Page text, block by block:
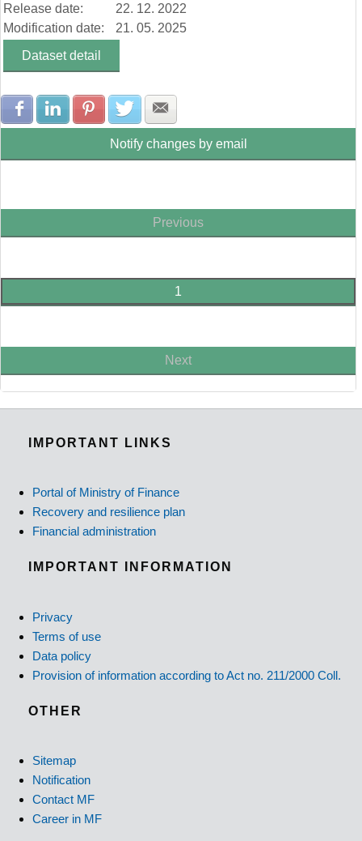
Release date:
22. 12. 2022
Modification date:
21. 05. 2025
Dataset detail
Share with Facebook
Share with LinkedIn
Share with Pinterest
Share with Twitter
Notify changes by email
Previous
1
Next
IMPORTANT LINKS
Portal of Ministry of Finance
Recovery and resilience plan
Financial administration
IMPORTANT INFORMATION
Privacy
Terms of use
Data policy
Provision of information according to Act no. 211/2000 Coll.
OTHER
Sitemap
Notification
Contact MF
Career in MF